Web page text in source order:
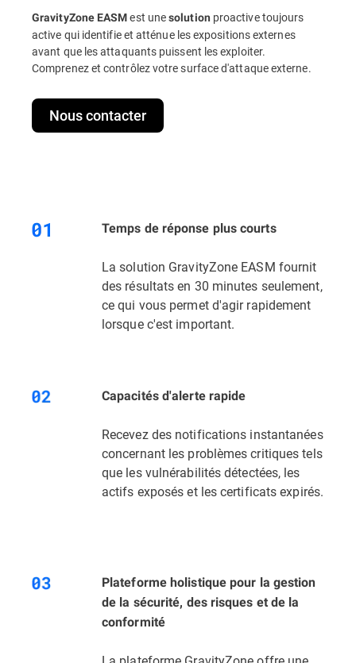
GravityZone EASMest unesolution proactive toujours
active qui identifie et atténue les expositions externes
avant que les attaquants puissent les exploiter.
Comprenez et contrôlez votre surface d'attaque externe.
Nous contacter
Temps de réponse plus courts
La solution GravityZone EASM fournit
des résultats en 30 minutes seulement,
ce qui vous permet d'agir rapidement
lorsque c'est important.
Capacités d'alerte rapide
Recevez des notifications instantanées
concernant les problèmes critiques tels
que les vulnérabilités détectées, les
actifs exposés et les certificats expirés.
Plateforme holistique pour la gestion
de la sécurité, des risques et de la
conformité